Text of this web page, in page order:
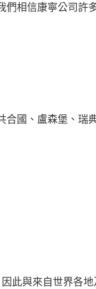
相信康寧公司
國、盧森堡、瑞
此與來自世界各